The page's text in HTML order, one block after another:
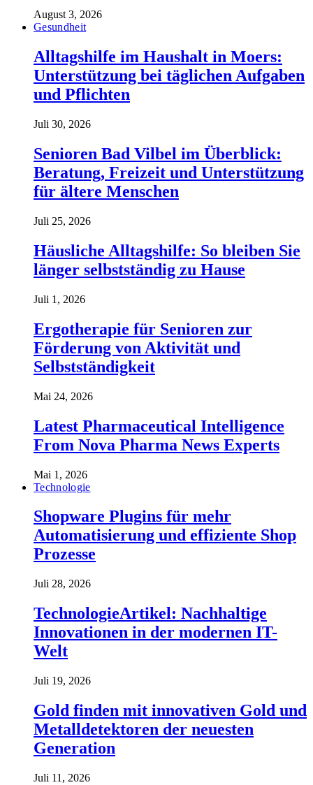
August 3, 2026
Gesundheit
Alltagshilfe im Haushalt in Moers:
Unterstützung bei täglichen Aufgaben
und Pflichten
Juli 30, 2026
Senioren Bad Vilbel im Überblick:
Beratung, Freizeit und Unterstützung
für ältere Menschen
Juli 25, 2026
Häusliche Alltagshilfe: So bleiben Sie
länger selbstständig zu Hause
Juli 1, 2026
Ergotherapie für Senioren zur
Förderung von Aktivität und
Selbstständigkeit
Mai 24, 2026
Latest Pharmaceutical Intelligence
From Nova Pharma News Experts
Mai 1, 2026
Technologie
Shopware Plugins für mehr
Automatisierung und effiziente Shop
Prozesse
Juli 28, 2026
TechnologieArtikel: Nachhaltige
Innovationen in der modernen IT-
Welt
Juli 19, 2026
Gold finden mit innovativen Gold und
Metalldetektoren der neuesten
Generation
Juli 11, 2026